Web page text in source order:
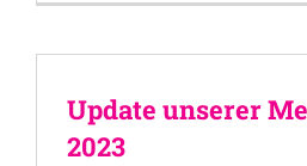
Update unserer
2023